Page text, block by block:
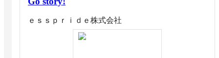
ｅｓｓｐｒｉｄｅ株式会社